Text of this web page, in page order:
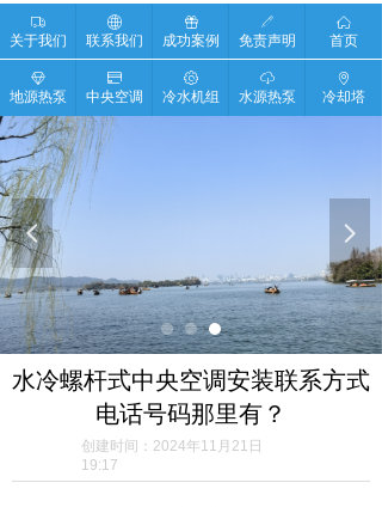
넳 넲
ꄉ
关于我们
ꄓ
联系我们
ꁠ
成功案例
ꁤ
免责声明
ꀇ
首页
ꁐ
地源热泵
ꀔ
中央空调
ꂉ
冷水机组
ꄆ
水源热泵
ꄹ
冷却塔
水冷螺杆式中央空调安装联系方式
电话号码那里有？
创建时间： 2024年11月21日
19:17